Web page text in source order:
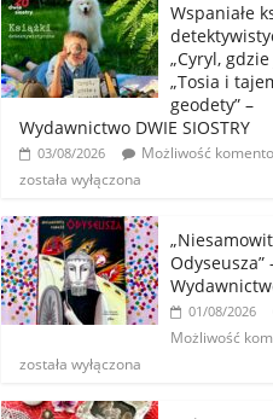
Wspaniałe
„Cyryl, gdzie
„Tosia i
geodety” –
Wydawnictwo DWIE SIOSTRY
03/08/2026
Możliwość
została wyłączona
Odyseusza”
01/08/2026
Możliwość
została wyłączona